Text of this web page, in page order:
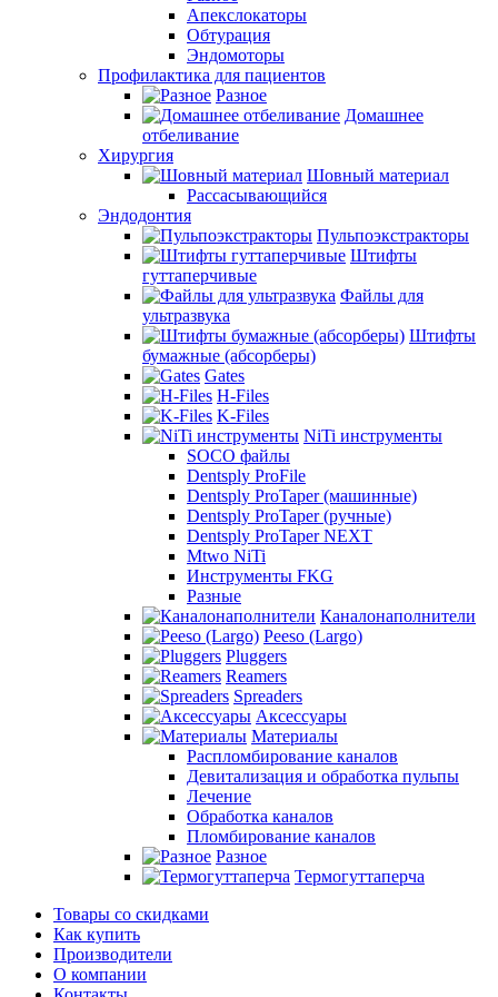
Апекслокаторы
Обтурация
Эндомоторы
Профилактика для пациентов
Разное
Домашнее
отбеливание
Хирургия
Шовный материал
Рассасывающийся
Эндодонтия
Пульпоэкстракторы
Штифты
гуттаперчивые
Файлы для
ультразвука
Штифты
бумажные (абсорберы)
Gates
H-Files
K-Files
NiTi инструменты
SOCO файлы
Dentsply ProFile
Dentsply ProTaper (машинные)
Dentsply ProTaper (ручные)
Dentsply ProTaper NEXT
Mtwo NiTi
Инструменты FKG
Разные
Каналонаполнители
Peeso (Largo)
Pluggers
Reamers
Spreaders
Аксессуары
Материалы
Распломбирование каналов
Девитализация и обработка пульпы
Лечение
Обработка каналов
Пломбирование каналов
Разное
Термогуттаперча
Товары со скидками
Как купить
Производители
О компании